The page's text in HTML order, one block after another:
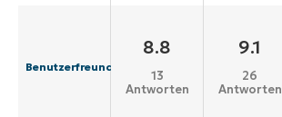
Benutzerfreundlichkeit
8.8
13
Antworten
9.1
26
Antworten